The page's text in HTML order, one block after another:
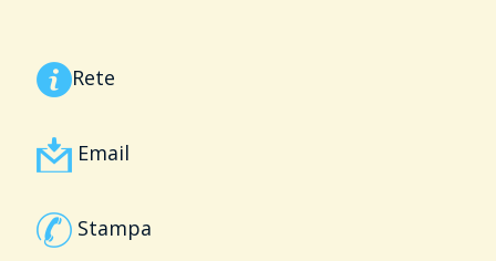
Rete
Email
Stampa